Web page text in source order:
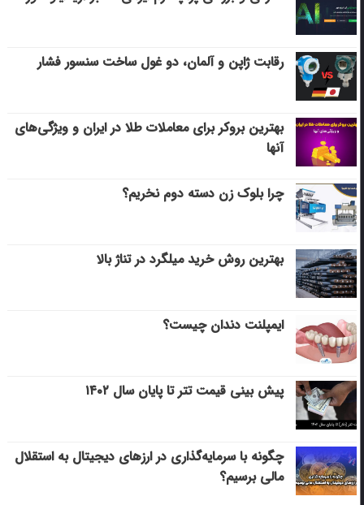
رقابت ژاپن و آلمان، دو غول ساخت سنسور فشار
بهترین بروکر برای معاملات طلا در ایران و ویژگی‌های
آنها
چرا بلوک زن دسته دوم نخریم؟
بهترین روش خرید میلگرد در تناژ بالا
ایمپلنت دندان چیست؟
پیش بینی قیمت تتر تا پایان سال ۱۴۰۲
چگونه با سرمایه‌گذاری در ارزهای دیجیتال به استقلال
مالی برسیم؟